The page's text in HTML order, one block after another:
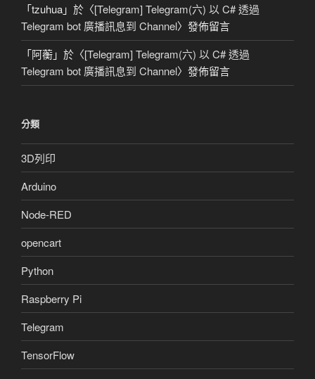
「tzuhua」於〈[Telegram] Telegram(六) 以 C# 透過
Telegram bot 廣播訊息到 Channel〉發佈留言
「阿蘅」於〈[Telegram] Telegram(六) 以 C# 透過
Telegram bot 廣播訊息到 Channel〉發佈留言
分類
3D列印
Arduino
Node-RED
opencart
Python
Raspberry Pi
Telegram
TensorFlow